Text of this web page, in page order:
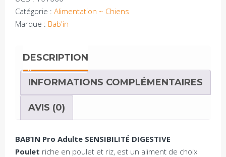
ADULTE
DIGESTIVE
POULET
Catégorie : Alimentation ~ Chiens
Marque : Bab'in
DESCRIPTION
INFORMATIONS COMPLÉMENTAIRES
AVIS (0)
BAB’IN Pro Adulte SENSIBILITÉ DIGESTIVE
Poulet riche en poulet et riz, est un aliment de choix